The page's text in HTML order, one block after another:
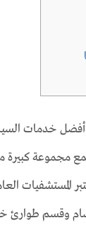
خدمات
مجموعة كبيرة
المستشفيات
وقسم